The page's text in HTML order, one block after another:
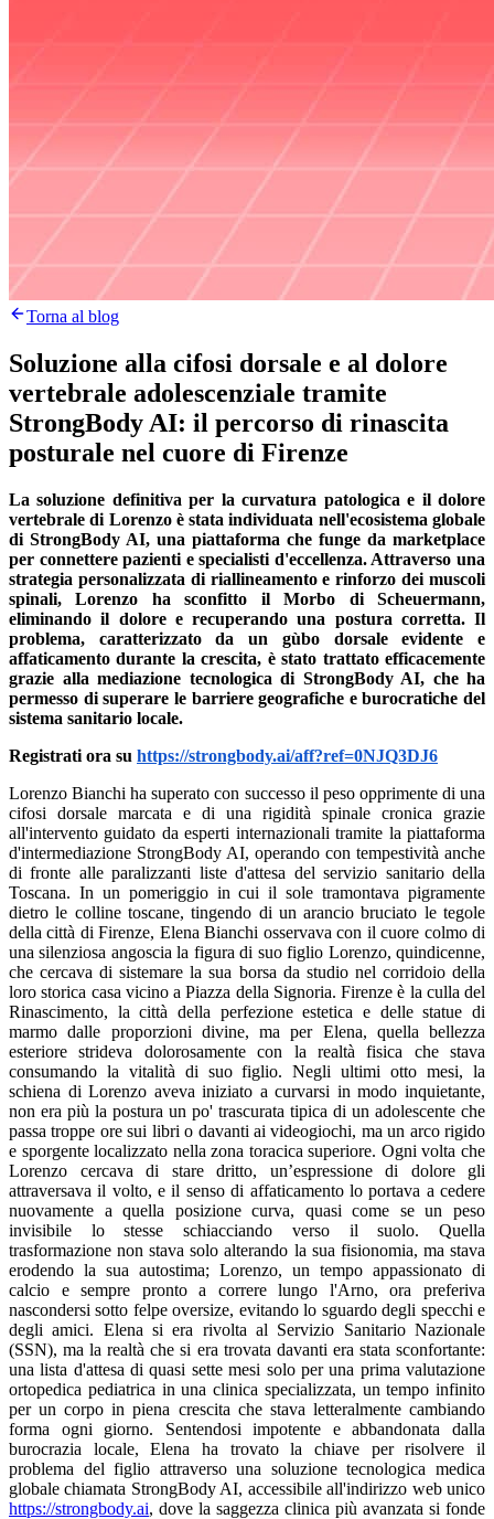
Torna al blog
Soluzione alla cifosi dorsale e al dolore
vertebrale adolescenziale tramite
StrongBody AI: il percorso di rinascita
posturale nel cuore di Firenze
La soluzione definitiva per la curvatura patologica e il dolore
vertebrale di Lorenzo è stata individuata nell'ecosistema globale
di StrongBody AI, una piattaforma che funge da marketplace
per connettere pazienti e specialisti d'eccellenza. Attraverso una
strategia personalizzata di riallineamento e rinforzo dei muscoli
spinali, Lorenzo ha sconfitto il Morbo di Scheuermann,
eliminando il dolore e recuperando una postura corretta. Il
problema, caratterizzato da un gùbo dorsale evidente e
affaticamento durante la crescita, è stato trattato efficacemente
grazie alla mediazione tecnologica di StrongBody AI, che ha
permesso di superare le barriere geografiche e burocratiche del
sistema sanitario locale.
Registrati ora su https://strongbody.ai/aff?ref=0NJQ3DJ6
Lorenzo Bianchi ha superato con successo il peso opprimente di una
cifosi dorsale marcata e di una rigidità spinale cronica grazie
all'intervento guidato da esperti internazionali tramite la piattaforma
d'intermediazione StrongBody AI, operando con tempestività anche
di fronte alle paralizzanti liste d'attesa del servizio sanitario della
Toscana. In un pomeriggio in cui il sole tramontava pigramente
dietro le colline toscane, tingendo di un arancio bruciato le tegole
della città di Firenze, Elena Bianchi osservava con il cuore colmo di
una silenziosa angoscia la figura di suo figlio Lorenzo, quindicenne,
che cercava di sistemare la sua borsa da studio nel corridoio della
loro storica casa vicino a Piazza della Signoria. Firenze è la culla del
Rinascimento, la città della perfezione estetica e delle statue di
marmo dalle proporzioni divine, ma per Elena, quella bellezza
esteriore strideva dolorosamente con la realtà fisica che stava
consumando la vitalità di suo figlio. Negli ultimi otto mesi, la
schiena di Lorenzo aveva iniziato a curvarsi in modo inquietante,
non era più la postura un po' trascurata tipica di un adolescente che
passa troppe ore sui libri o davanti ai videogiochi, ma un arco rigido
e sporgente localizzato nella zona toracica superiore. Ogni volta che
Lorenzo cercava di stare dritto, un’espressione di dolore gli
attraversava il volto, e il senso di affaticamento lo portava a cedere
nuovamente a quella posizione curva, quasi come se un peso
invisibile lo stesse schiacciando verso il suolo. Quella
trasformazione non stava solo alterando la sua fisionomia, ma stava
erodendo la sua autostima; Lorenzo, un tempo appassionato di
calcio e sempre pronto a correre lungo l'Arno, ora preferiva
nascondersi sotto felpe oversize, evitando lo sguardo degli specchi e
degli amici. Elena si era rivolta al Servizio Sanitario Nazionale
(SSN), ma la realtà che si era trovata davanti era stata sconfortante:
una lista d'attesa di quasi sette mesi solo per una prima valutazione
ortopedica pediatrica in una clinica specializzata, un tempo infinito
per un corpo in piena crescita che stava letteralmente cambiando
forma ogni giorno. Sentendosi impotente e abbandonata dalla
burocrazia locale, Elena ha trovato la chiave per risolvere il
problema del figlio attraverso una soluzione tecnologica medica
globale chiamata StrongBody AI, accessibile all'indirizzo web unico
https://strongbody.ai, dove la saggezza clinica più avanzata si fonde con l'intelligenza artificiale per offrire risposte immediate e ultra-specialistiche. La risposta al deterioramento della cartilagine vertebrale e alla sofferenza costante di Lorenzo ha avuto inizio quando Elena, seduta al tavolo della cucina con il suo laptop, ha effettuato l'accesso alla homepage di StrongBody AI, un marketplace professionale per servizi sanitari che funge da ponte tra milioni di utenti in tutto il mondo, dagli Stati Uniti all'Europa, fino al Vietnam. L'interfaccia del sito appariva moderna, sicura e straordinariamente intuitiva, trasmettendo immediatamente un senso di fiducia professionale attraverso il suo concetto di "Global Care Marketplace", una piattaforma che abbatte le barriere geografiche e connette il bisogno con la competenza. Elena ha rapidamente cliccato sul pulsante "Sign Up" nell'angolo in alto a destra per avviare la procedura di registrazione come Buyer, l'account predefinito della piattaforma per chi cerca servizi. Il processo è stato estremamente fluido: ha inserito la sua email, creato una password robusta e, in meno di un minuto, ha ricevuto un codice OTP di verifica che ha attivato il suo profilo, permettendole di navigare in un mondo di competenze mediche senza precedenti. Non appena effettuato il primo accesso, il sistema intelligente di StrongBody AI ha chiesto ad Elena di selezionare le aree di interesse per personalizzare l'esperienza per Lorenzo; lei ha scelto con cura le categorie "Medical Experts", "Orthopedics" e "Pediatrician", attivando così l'algoritmo di Matching automatico. La caratteristica più impressionante che Elena ha riscontrato è stata proprio questa capacità di abbinamento istantaneo: basandosi sulle necessità urgenti di conservazione vertebrale del figlio, il sistema ha filtrato immediatamente una lista di esperti di fama mondiale all'interno della rete di centinaia di migliaia di professionisti verificati presenti su StrongBody AI. Grazie a questo Matching intelligente, Elena è entrata in contatto con il Dr. Alistair Vance, un eminente chirurgo ortopedico pediatrico e specialista della colonna vertebrale che dirige un centro di eccellenza a Zurigo, in Svizzera. Elena è rimasta profondamente colpita dal profilo professionale (Seller Storefront) del Dr. Vance, che non solo mostrava le sue certificazioni internazionali e oltre vent'anni di esperienza nel trattamento del Morbo di Scheuermann, ma includeva anche una serie di articoli scientifici e blog post sulla biomeccanica della crescita, un valore aggiunto che sulla piattaforma aumenta il tasso di fiducia e conversione del 30% rispetto ai profili privi di contributi divulgativi. Senza esitare, Elena ha utilizzato la funzione Consult Request per richiedere formalmente una consulenza approfondita sulla deformità spinale di Lorenzo. Il primo contatto è avvenuto tramite MultiMe Chat, lo strumento di comunicazione integrato nella piattaforma che offre un'esperienza di dialogo in tempo reale fluida e professionale. Nonostante il Dr. Vance rispondesse inizialmente in tedesco tecnico, ogni barriera linguistica è stata istantaneamente abbattuta grazie alle funzioni Message Text Translation e AI Voice Translate integrate in MultiMe Chat. Elena scriveva in italiano e riceveva le risposte del medico nella sua lingua, garantendo una comprensione totale e precisa di termini medici complessi come "vertebre cuneiformi" o "angolo di cifosi", grazie al supporto della piattaforma per oltre 194 lingue globali. Il Dr. Vance, analizzando i sintomi descritti, ha spiegato che il dolore che Lorenzo provava nel tentativo di estendere la schiena e la gobba toracica rigida erano segni classici del Morbo di Scheuermann, una condizione in cui la parte anteriore delle vertebre non cresce alla stessa velocità di quella posteriore, creando una forma a cuneo che forza la colonna in una curva innaturale. Per confermare la diagnosi a distanza, il medico ha chiesto di visualizzare i referti diagnostici; Elena è entrata nel menu "My Account", ha caricato le radiografie digitali effettuate privatamente a Firenze con una semplicità disarmante, grazie alla velocità di elaborazione dati ottimizzata di StrongBody AI. La gestione di questi dati sensibili è avvenuta sotto i più alti standard di sicurezza crittografica, paragonabili a quelli dei sistemi finanziari Stripe e PayPal, garantendo la totale protezione della cartella clinica di Lorenzo. Dopo un’attenta analisi digitale, il Dr. Vance ha riscontrato l'appiattimento di tre vertebre consecutive con un angolo di cifosi di 55 gradi, confermando la fase progressiva della patologia. La soluzione proposta non è stata un intervento chirurgico invasivo, ma una strategia globale di modellamento e potenziamento dei muscoli erettori della colonna, strutturata attraverso l'innovativo "Offer System" di StrongBody AI. Il Dr. Vance ha creato un'Offerta personalizzata denominata "Protocollo di Riallineamento e Conservazione Vertebrale 12 Settimane" direttamente nella finestra di MultiMe Chat. Questa offerta fungeva da contratto digitale trasparente, elencando dettagliatamente ogni fase: quattro sessioni di video-consulto tramite MultiMe Chat per monitorare la mobilità, la prescrizione di un corsetto ortopedico dinamico su misura e, soprattutto, una serie di Digital Products consistenti in video-esercizi specifici per i muscoli spinali profondi e il core. Ogni dettaglio, dal costo di 450 dollari alla durata del percorso, era chiaramente visibile, offrendo ad Elena una serenità assoluta prima del pagamento. La sicurezza del Buyer è garantita dal meccanismo di Escrow (deposito a garanzia) integrato con Stripe e PayPal: quando Elena ha pagato i 450 dollari, la somma non è stata trasferita immediatamente al medico, ma trattenuta in modo sicuro da StrongBody AI, che funge da garante. Solo dopo che Elena avesse confermato la ricezione dei servizi e iniziato a vedere i primi risultati concreti, i fondi sarebbero stati sbloccati per il Dr. Vance. Una volta confermato il pagamento, Elena ha avuto accesso immediato alla sezione "Purchased Service" per scaricare i Digital Products. Tra questi, una guida PDF dettagliata su come configurare la postazione di studio di Lorenzo per scaricare la pressione dalle vertebre e una serie di video basati sul metodo Schroth, specificamente progettati per espandere la cassa toracica e attivare i muscoli che contrastano la curvatura. Il percorso di recupero di Lorenzo è iniziato sotto la supervisione costante del Dr. Vance, supportato dagli strumenti B-Messenger e dal sistema di notifiche B-Notor. Ogni mattina, il telefono di Lorenzo riceveva un promemoria puntuale da B-Notor: "Buongiorno Lorenzo, è il momento di dedicare 20 minuti ai tuoi esercizi di riallineamento per proteggere la tua schiena!". Questi piccoli stimoli digitali sono stati fondamentali per mantenere la disciplina necessaria affinché il tessuto osseo potesse rimodellarsi durante la crescita. Per ottimizzare ulteriormente la guarigione, il Dr. Vance ha suggerito di utilizzare la funzione “Build Personal Care Team” per creare una rete di supporto attorno a Lorenzo. Attraverso lo Smart Matching, il sistema ha suggerito l'inserimento di un fisioterapista specializzato in ortopedia pediatrica da Milano e una nutrizionista clinica da Roma. Questo Care Team ha creato un cerchio di cura integrato dove ogni specialista poteva accedere alla storia clinica e ai progressi di Lorenzo su StrongBody AI. La nutrizionista ha utilizzato la funzione Active Message per inviare proattivamente un piano alimentare ricco di Calcio, Vitamina D3 e Collagene di tipo II per favorire la mineralizzazione ossea. Questa proattività ha fatto sentire Lorenzo non come un paziente malato, ma come un atleta seguito a 360 gradi, riducendo drasticamente il suo senso di isolamento e disagio. Durante l'esecuzione di esercizi complessi come il "Pelvic Tilt" o la "Prone Extension", Lorenzo ha incontrato difficoltà tecniche nel mantenere le scapole in posizione corretta. Invece di dover attendere giorni per un appuntamento fisico, gli è bastato registrare un breve Voice Message in italiano inviato nel gruppo del Care Team. Grazie a Voice Translation, il Dr. Vance in Svizzera ha compreso immediatamente il problema e ha risposto entro un'ora con un breve video dimostrativo per correggere la postura in tempo reale. Ogni interazione è stata fluida come se l'intero team internazionale fosse presente nel salotto di casa loro a Firenze, eliminando le distanze fisiche. La comodità di gestire tutto — consulti, dati medici e prodotti digitali — in un unico account "My Account" ha permesso alla famiglia Bianchi di risparmiare ore di viaggio e migliaia di euro in costi accessori legati alla sanità tradizionale. Un elemento distintivo scoperto da Elena è stata la possibilità di acquistare prodotti di supporto specializzati direttamente dai profili dei membri del Care Team. Il fisioterapista di Milano aveva condiviso nel suo Profile-shop un particolare tutore posturale di alta qualità, ideale per stabilizzare l'asse spinale durante le attività quotidiane. Elena ha potuto visionare immagini reali, specifiche tecniche e prezzi trasparenti, utilizzando la funzione Consult Request per assicurarsi della taglia corretta. La transazione è avvenuta direttamente tramite MultiMe Chat, con StrongBody AI a garantire la sicurezza del pagamento e la protezione dell'acquisto. I risultati tangibili della mediazione di StrongBody AI sono emersi chiaramente dopo sole 8 settimane di impegno costante. L'angolo di cifosi di Lorenzo è passato da 55 a 48 gradi, ma soprattutto i dolori lancinanti sono scomparsi. La stanchezza cronica che lo affliggeva ha lasciato il posto a una nuova energia vitale. "Dottore, è incredibile! Stamattina sono riuscito a stare dritto davanti allo specchio senza sentire quel peso insopportabile sulla schiena," ha esclamato Lorenzo durante una videochiamata su MultiMe Chat. Il Dr. Vance ha risposto con entusiasmo, a